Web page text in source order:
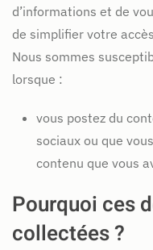
d’informations et de
de simplifier votre
Nous sommes
lorsque :
vous postez du
sociaux ou que
contenu que vous
Pourquoi ces
collectées ?